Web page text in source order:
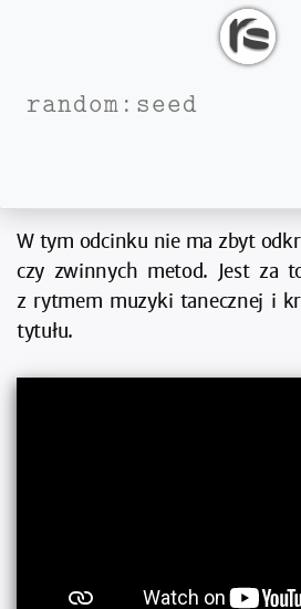
random:seedW movemencie
W tym odcinku nie ma zbyt
czy zwinnych metod. Jest za
z rytmem muzyki tanecznej i
tytułu.